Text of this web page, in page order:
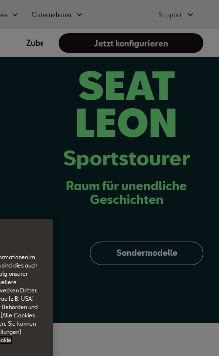
Unternehmen Support
Zubehör SEAT Service
Jetzt konfigurieren
SEAT
LEON
Sportstourer
Raum für unendliche
Geschichten
Sondermodelle
im
dies auch
unserer
Dritter.
(z.B. USA)
und
[Alle Cookies
Sie können